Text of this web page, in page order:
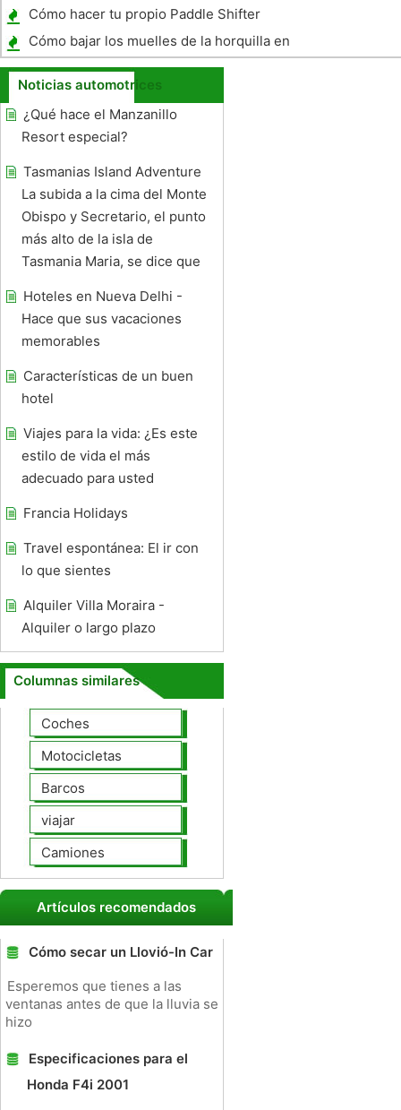
2500 2001
Cómo hacer tu propio Paddle Shifter
Cómo bajar los muelles de la horquilla en
una Harley Davidson Road King
Noticias automotrices
¿Qué hace el Manzanillo
Resort especial?
Tasmanias Island Adventure
La subida a la cima del Monte
Obispo y Secretario, el punto
más alto de la isla de
Tasmania Maria, se dice que
Hoteles en Nueva Delhi -
Hace que sus vacaciones
memorables
Características de un buen
hotel
Viajes para la vida: ¿Es este
estilo de vida el más
adecuado para usted
Francia Holidays
Travel espontánea: El ir con
lo que sientes
Alquiler Villa Moraira -
Alquiler o largo plazo
Columnas similares
Coches
Motocicletas
Barcos
viajar
Camiones
Artículos recomendados
Cómo secar un Llovió-In Car
Esperemos que tienes a las
ventanas antes de que la lluvia se
hizo
Especificaciones para el
Honda F4i 2001